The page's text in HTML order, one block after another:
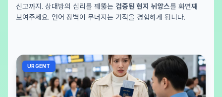
신고까지. 상대방의 심리를 꿰뚫는 검증된 현지 뉘앙스를 화면째
보여주세요. 언어 장벽이 무너지는 기적을 경험하게 됩니다.
URGENT